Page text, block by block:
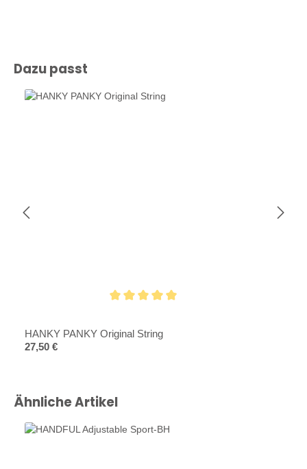
Produktgalerie überspringen
Dazu passt
HANKY PANKY Original String
Regulärer Preis:
27,50 €
Produktgalerie überspringen
Ähnliche Artikel